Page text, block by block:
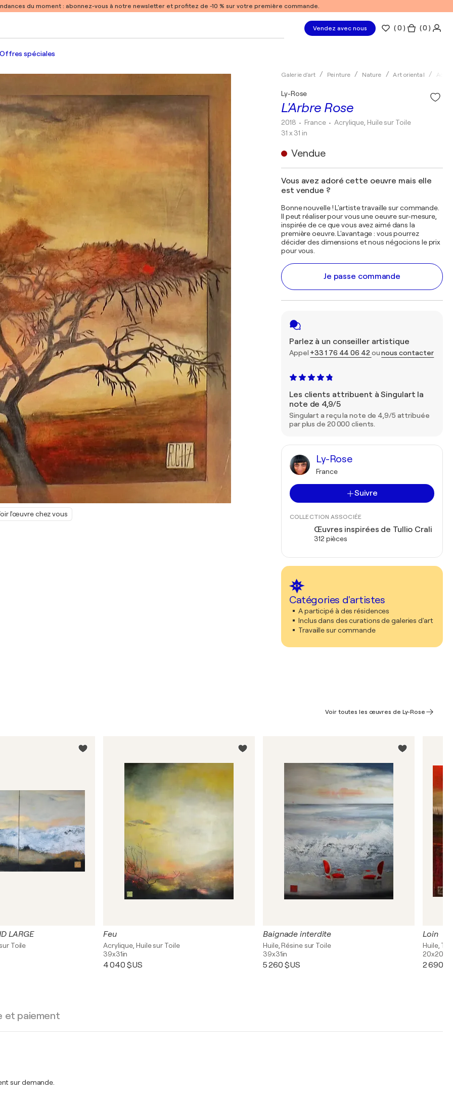
du moment : abonnez-vous à notre newsletter et profitez de -10 % sur votre première commande.
Vendez avec nous (0 ) ( 0 )
spéciales
l'œuvre chez vous
Galerie d'art Peinture Nature Art oriental
L'Arbre Rose
Ly-Rose
2018 • France •Acrylique, Huile sur Toile
31 x 31 in
Vendue
Vous avez adoré cette oeuvre mais elle
est vendue ?
Bonne nouvelle ! L'artiste travaille sur commande.
Il peut réaliser pour vous une oeuvre sur-mesure,
inspirée de ce que vous avez aimé dans la
première oeuvre. L'avantage : vous pourrez
décider des dimensions et nous négocions le prix
pour vous.
Je passe commande
Parlez à un conseiller artistique
Appel +33 1 76 44 06 42 ounous contacter
Les clients attribuent à Singulart la
note de 4,9/5
Singulart a reçu la note de 4,9/5 attribuée
par plus de 20 000 clients.
Ly-Rose
France
Suivre
COLLECTION ASSOCIÉE
Œuvres inspirées de Tullio Crali
312 pièces
Catégories d'artistes
A participé à des résidences
Inclus dans des curations de galeries d'art
Travaille sur commande
Voir toutes les œuvres de Ly-Rose
LARGE
Toile
Feu
Acrylique, Huile sur Toile
39x31in
4 040 $US
Baignade interdite
Huile, Résine sur Toile
39x31in
5 260 $US
Loin
Huile,
20x20in
2 690
et paiement
sur demande.